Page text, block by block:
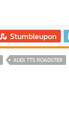
Stumbleupon
AUDI TTS ROADSTER